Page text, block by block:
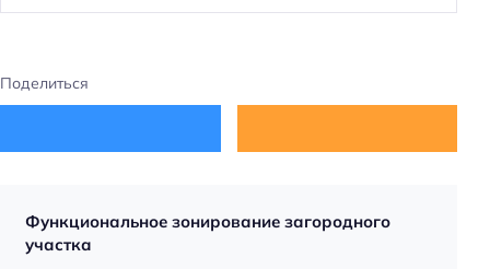
Поделиться
Функциональное зонирование загородного
участка